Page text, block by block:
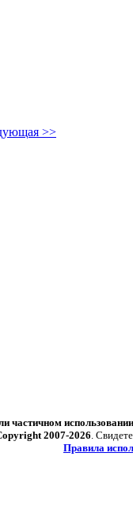
>>
частичном
2007-2026 .
Правила